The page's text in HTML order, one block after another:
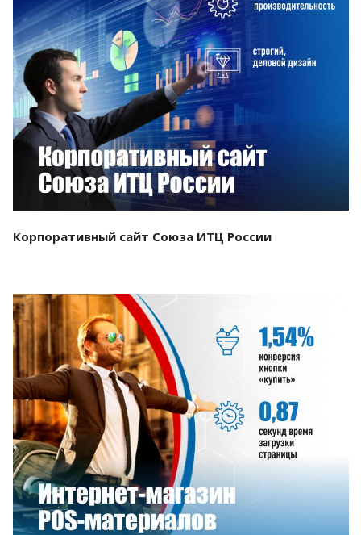
Смотреть проект
Корпоративный сайт Союза ИТЦ России
Смотреть проект